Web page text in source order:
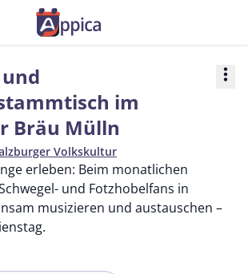
im
Bräu Mülln
Volkskultur
more_vert
erleben: Beim monatlichen
und Fotzhobelfans in
musizieren und austauschen –